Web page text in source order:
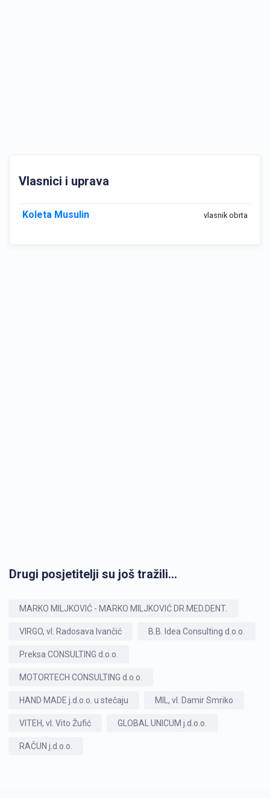
Vlasnici i uprava
Koleta Musulin vlasnik obrta
Drugi posjetitelji su još tražili...
MARKO MILJKOVIĆ - MARKO MILJKOVIĆ DR.MED.DENT.
VIRGO, vl. Radosava Ivančić B.B. Idea Consulting d.o.o.
Preksa CONSULTING d.o.o.
MOTORTECH CONSULTING d.o.o.
HAND MADE j.d.o.o. u stečaju MIL, vl. Damir Smriko
VITEH, vl. Vito Žufić GLOBAL UNICUM j.d.o.o.
RAČUN j.d.o.o.